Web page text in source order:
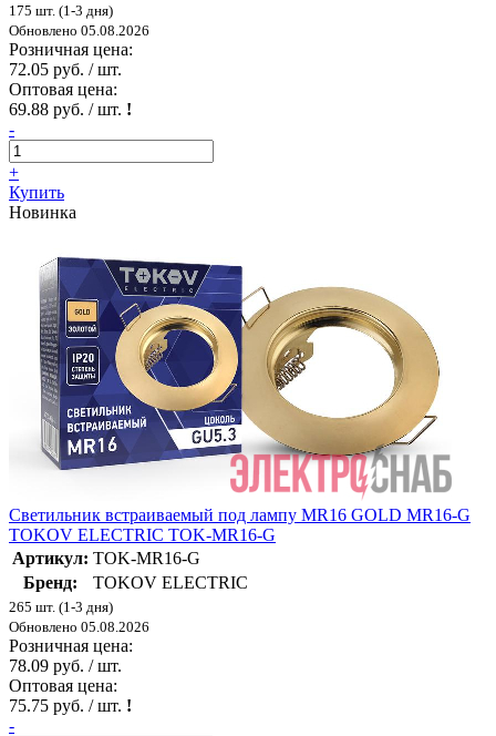
175 шт. (1-3 дня)
Обновлено 05.08.2026
Розничная цена:
72.05 руб. / шт.
Оптовая цена:
69.88 руб. / шт. !
-
+
Купить
Новинка
Светильник встраиваемый под лампу MR16 GOLD MR16-G
TOKOV ELECTRIC TOK-MR16-G
Артикул: TOK-MR16-G
Бренд:
TOKOV ELECTRIC
265 шт. (1-3 дня)
Обновлено 05.08.2026
Розничная цена:
78.09 руб. / шт.
Оптовая цена:
75.75 руб. / шт. !
-